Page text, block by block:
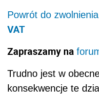
Powrót do
VAT
Zapraszamy na
Trudno jest w
konsekwencje te